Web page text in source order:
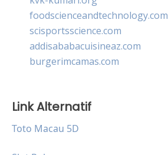
foodscienceandtechnology.com
scisportsscience.com
addisababacuisineaz.com
burgerimcamas.com
Link Alternatif
Toto Macau 5D